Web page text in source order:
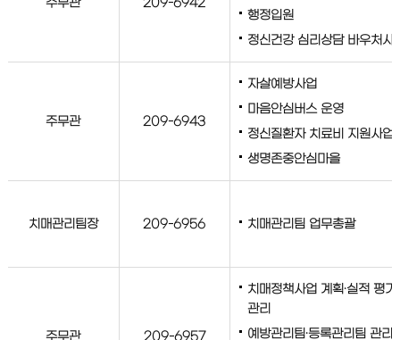
주무관 209-6942
행정입원
정신건강 심리상담 바우처사
주무관 209-6943
자살예방사업
마음안심버스 운영
정신질환자 치료비 지원사업
생명존중안심마을
치매관리팀장 209-6956 치매관리팀 업무총괄
주무관 209-6957
치매정책사업 계획·실적 평
관리
예방관리팀·등록관리팀 관리